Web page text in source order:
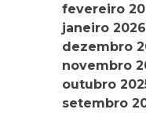
fevereiro
janeiro 2026
dezembro
novembro
outubro
setembro